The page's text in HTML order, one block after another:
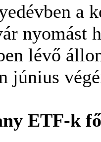
a
nyomást
lévő
június
ETF-k